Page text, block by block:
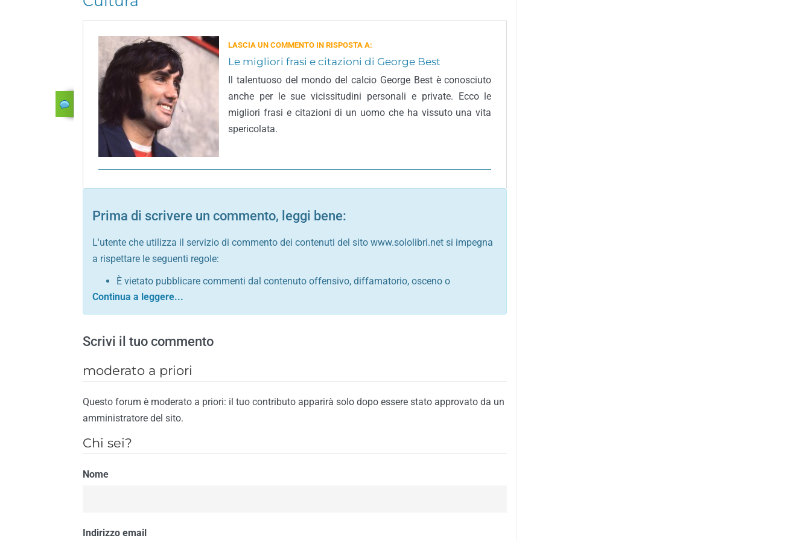
LASCIA UN COMMENTO IN RISPOSTA A:
Le migliori frasi e citazioni di George Best
Il talentuoso del mondo del calcio George Best è conosciuto
anche per le sue vicissitudini personali e private. Ecco le
migliori frasi e citazioni di un uomo che ha vissuto una vita
spericolata.
Prima di scrivere un commento, leggi bene:
L'utente che utilizza il servizio di commento dei contenuti del sito www.sololibri.net si impegna
a rispettare le seguenti regole:
È vietato pubblicare commenti dal contenuto offensivo, diffamatorio, osceno o
comunque contrario alle leggi dello Stato italiano e di quelle internazionali
Sono vietati commenti in tono sacrilego, sarcastico, denigratorio e sbeffeggiatorio
È vietato pubblicare commenti contrari al rispetto dell'ordine pubblico
È vietato pubblicare commenti lesivi della privacy di qualsiasi cittadino
È vietato pubblicare commenti razzisti nei confronti di qualsiasi razza, popolo, cultura,
religione
È vietato pubblicare commenti contrari al rispetto del buon costume o contenenti
È vietato pubblicare commenti inerenti propaganda politica, di partito o di fazione, che
Il riscontro della violazione anche di una sola delle regole precedenti comporterà la non
Scrivi il tuo commento
moderato a priori
Questo forum è moderato a priori: il tuo contributo apparirà solo dopo essere stato approvato da un
amministratore del sito.
Chi sei?
Nome
Indirizzo email